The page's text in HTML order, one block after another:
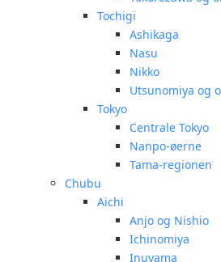
Tochigi
Ashikaga
Nasu
Nikko
Utsunomiya og
Tokyo
Centrale Tokyo
Nanpo-øerne
Tama-regionen
Chubu
Aichi
Anjo og Nishio
Ichinomiya
Inuyama